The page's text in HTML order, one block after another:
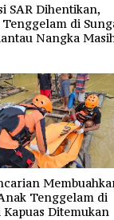
SAR Dihentikan,
di
Nangka
Tenggelam di
Kapuas Ditemukan